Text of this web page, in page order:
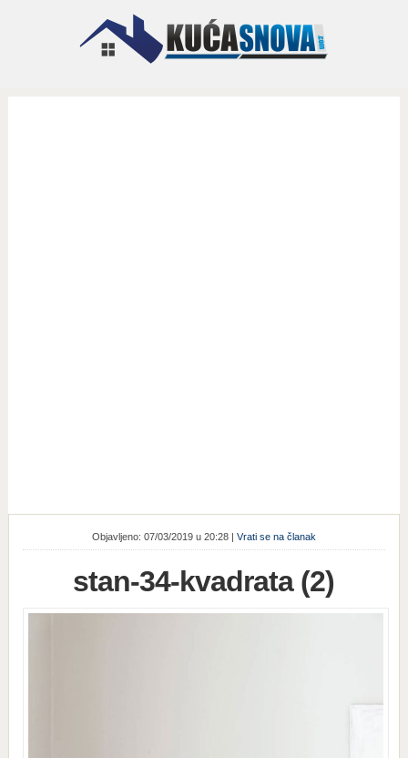
Objavljeno: 07/03/2019 u 20:28 | Vrati se na članak
stan-34-kvadrata (2)